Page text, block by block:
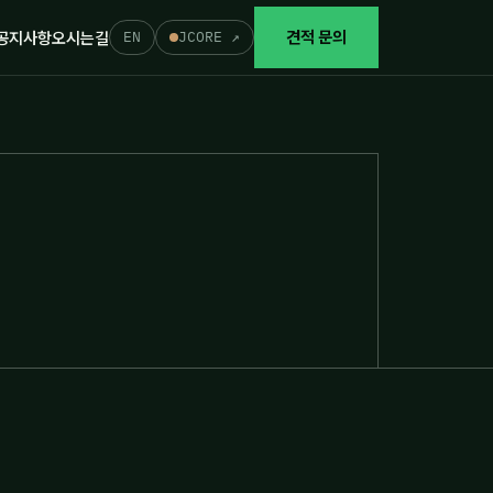
지사항오시는길 EN JCORE ↗ 견적 문의